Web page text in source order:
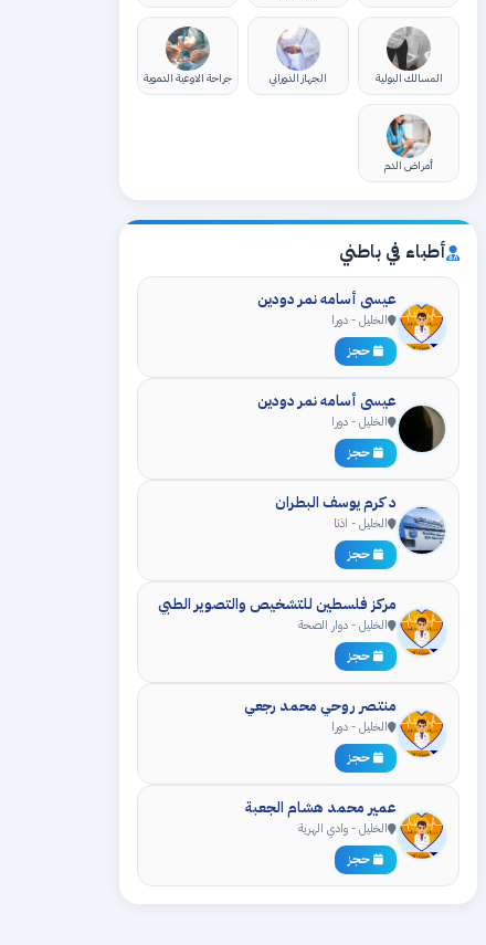
المسالك البولية الجهاز الدوراني جراحة الاوعية الدموية
أمراض الدم
أطباء في باطني
عيسى أسامه نمر دودين
الخليل - دورا
حجز
عيسى أسامه نمر دودين
الخليل - دورا
حجز
د كرم يوسف البطران
الخليل - اذنا
حجز
مركز فلسطين للتشخيص والتصوير الطبي
الخليل - دوار الصحة
حجز
منتصر روحي محمد رجعي
الخليل - دورا
حجز
عمير محمد هشام الجعبة
الخليل - وادي الهرية
حجز